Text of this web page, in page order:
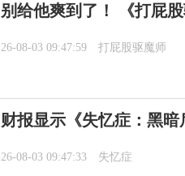
别给他爽到了！ 《打屁
26-08-03 09:47:59 打屁股驱魔师
财报显示《失忆症：黑
26-08-03 09:47:33 失忆症